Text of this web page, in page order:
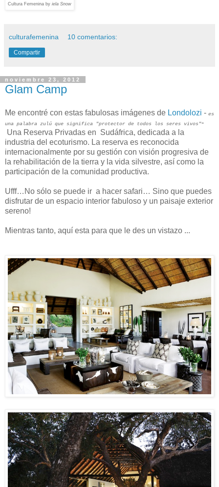
Cultura Femenina by iela Snow
culturafemenina 10 comentarios:
Compartir
noviembre 23, 2012
Glam Camp
Me encontré con estas fabulosas imágenes de Londolozi - es
una palabra zulú que significa "protector de todos los seres vivos"-
Una Reserva Privadas en Sudáfrica, dedicada a la
industria del ecoturismo. La reserva es reconocida
internacionalmente por su gestión con visión progresiva de
la rehabilitación de la tierra y la vida silvestre, así como la
participación de la comunidad productiva.
Ufff…No sólo se puede ir a hacer safari… Sino que puedes
disfrutar de un espacio interior fabuloso y un paisaje exterior
sereno!
Mientras tanto, aquí esta para que le des un vistazo ...